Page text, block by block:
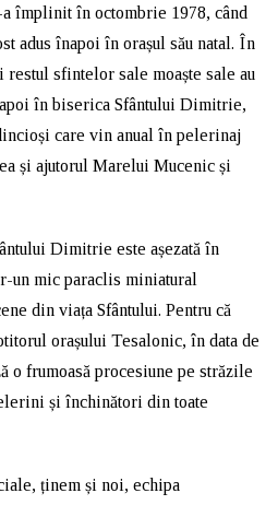
împlinit în octombrie 1978, când
adus înapoi în orașul său natal. În
restul sfintelor sale moaște sale au
în biserica Sfântului Dimitrie,
care vin anual în pelerinaj
și ajutorul Marelui Mucenic și
Dimitrie este așezată în
un mic paraclis miniatural
din viața Sfântului. Pentru că
orașului Tesalonic, în data de
o frumoasă procesiune pe străzile
și închinători din toate
ținem și noi, echipa